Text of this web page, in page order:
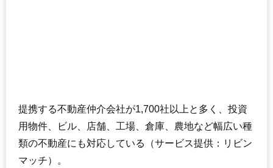
提携する不動産仲介会社が1,700社以上と多く、投資
用物件、ビル、店舗、工場、倉庫、農地など幅広い種
類の不動産にも対応している（サービス提供：リビン
マッチ）。